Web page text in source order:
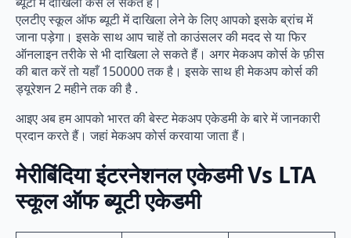
एलटीए स्कूल ऑफ ब्यूटी में दाखिला लेने के लिए आपको इसके ब्रांच में
जाना पड़ेगा। इसके साथ आप चाहें तो काउंसलर की मदद से या फिर
ऑनलाइन तरीके से भी दाखिला ले सकते हैं। अगर मेकअप कोर्स के फ़ीस
की बात करें तो यहाँ 150000 तक है। इसके साथ ही मेकअप कोर्स की
ड्यूरेशन 2 महीने तक की है .
आइए अब हम आपको भारत की बेस्ट मेकअप एकेडमी के बारे में जानकारी
प्रदान करते हैं। जहां मेकअप कोर्स करवाया जाता हैं।
मेरीबिंदिया इंटरनेशनल एकेडमी Vs LTA
स्कूल ऑफ ब्यूटी एकेडमी